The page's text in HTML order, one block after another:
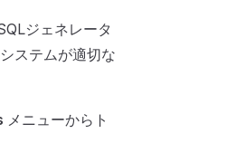
ジェネレータ
ステムが適切な
メニューからト